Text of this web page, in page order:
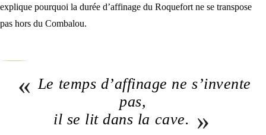
explique pourquoi la durée d’affinage du Roquefort ne se transpose
pas hors du Combalou.
« Le temps d’affinage ne s’invente
pas,
il se lit dans la cave. »